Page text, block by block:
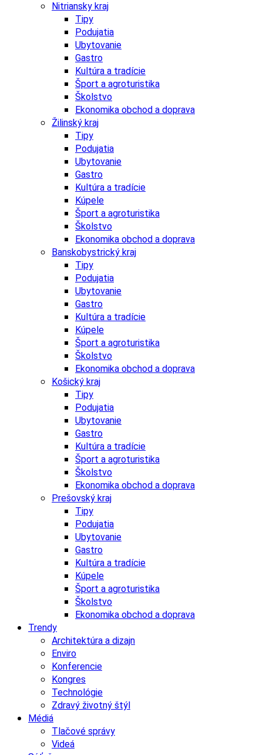
Nitriansky kraj
Tipy
Podujatia
Ubytovanie
Gastro
Kultúra a tradície
Šport a agroturistika
Školstvo
Ekonomika obchod a doprava
Žilinský kraj
Tipy
Podujatia
Ubytovanie
Gastro
Kultúra a tradície
Kúpele
Šport a agroturistika
Školstvo
Ekonomika obchod a doprava
Banskobystrický kraj
Tipy
Podujatia
Ubytovanie
Gastro
Kultúra a tradície
Kúpele
Šport a agroturistika
Školstvo
Ekonomika obchod a doprava
Košický kraj
Tipy
Podujatia
Ubytovanie
Gastro
Kultúra a tradície
Šport a agroturistika
Školstvo
Ekonomika obchod a doprava
Prešovský kraj
Tipy
Podujatia
Ubytovanie
Gastro
Kultúra a tradície
Kúpele
Šport a agroturistika
Školstvo
Ekonomika obchod a doprava
Trendy
Architektúra a dizajn
Enviro
Konferencie
Kongres
Technológie
Zdravý životný štýl
Médiá
Tlačové správy
Videá